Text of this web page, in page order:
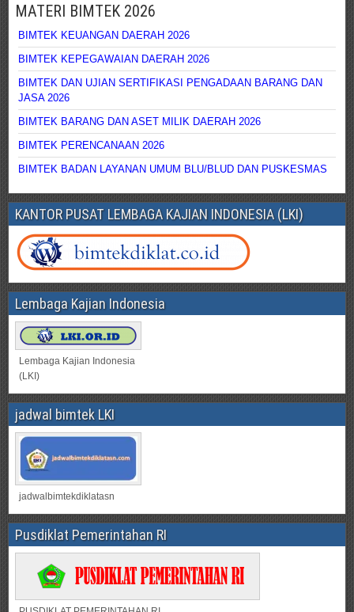
MATERI BIMTEK 2026
BIMTEK KEUANGAN DAERAH 2026
BIMTEK KEPEGAWAIAN DAERAH 2026
BIMTEK DAN UJIAN SERTIFIKASI PENGADAAN BARANG DAN
JASA 2026
BIMTEK BARANG DAN ASET MILIK DAERAH 2026
BIMTEK PERENCANAAN 2026
BIMTEK BADAN LAYANAN UMUM BLU/BLUD DAN PUSKESMAS
KANTOR PUSAT LEMBAGA KAJIAN INDONESIA (LKI)
Lembaga Kajian Indonesia
Lembaga Kajian Indonesia
(LKI)
jadwal bimtek LKI
jadwalbimtekdiklatasn
Pusdiklat Pemerintahan RI